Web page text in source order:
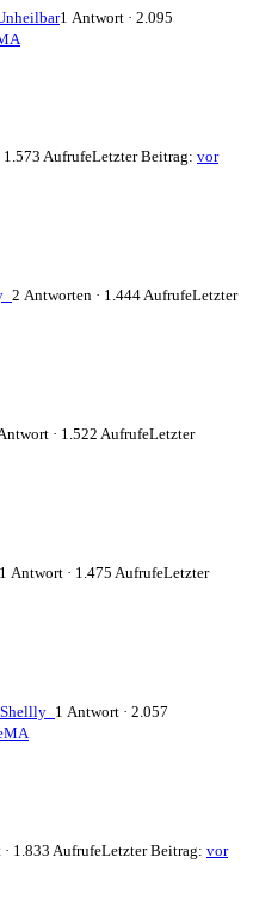
1 Antwort · 2.095
1.573 AufrufeLetzter Beitrag: vor
2 Antworten · 1.444 AufrufeLetzter
· 1.522 AufrufeLetzter
1 Antwort · 1.475 AufrufeLetzter
Shellly_ 1 Antwort · 2.057
1.833 AufrufeLetzter Beitrag: vor